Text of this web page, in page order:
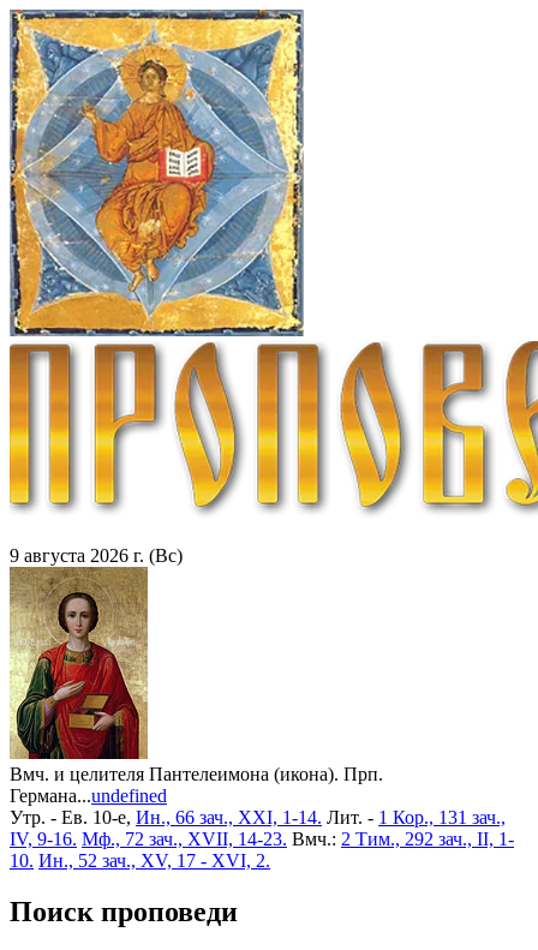
9 августа 2026 г. (Вс)
Вмч. и целителя Пантелеимона (икона). Прп.
Германа...undefined
Утр. - Ев. 10-е, Ин., 66 зач., XXI, 1-14. Лит. - 1 Кор., 131 зач.,
IV, 9-16. Мф., 72 зач., XVII, 14-23. Вмч.: 2 Тим., 292 зач., II, 1-
10. Ин., 52 зач., XV, 17 - XVI, 2.
Поиск проповеди